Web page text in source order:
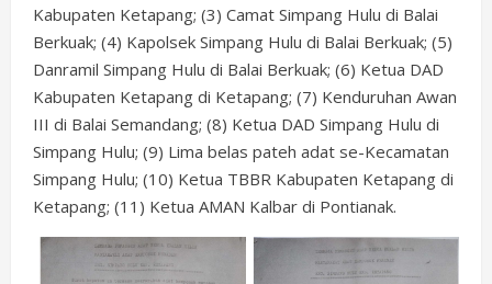
Kabupaten Ketapang; (3) Camat Simpang Hulu di Balai
Berkuak; (4) Kapolsek Simpang Hulu di Balai Berkuak; (5)
Danramil Simpang Hulu di Balai Berkuak; (6) Ketua DAD
Kabupaten Ketapang di Ketapang; (7) Kenduruhan Awan
III di Balai Semandang; (8) Ketua DAD Simpang Hulu di
Simpang Hulu; (9) Lima belas pateh adat se-Kecamatan
Simpang Hulu; (10) Ketua TBBR Kabupaten Ketapang di
Ketapang; (11) Ketua AMAN Kalbar di Pontianak.